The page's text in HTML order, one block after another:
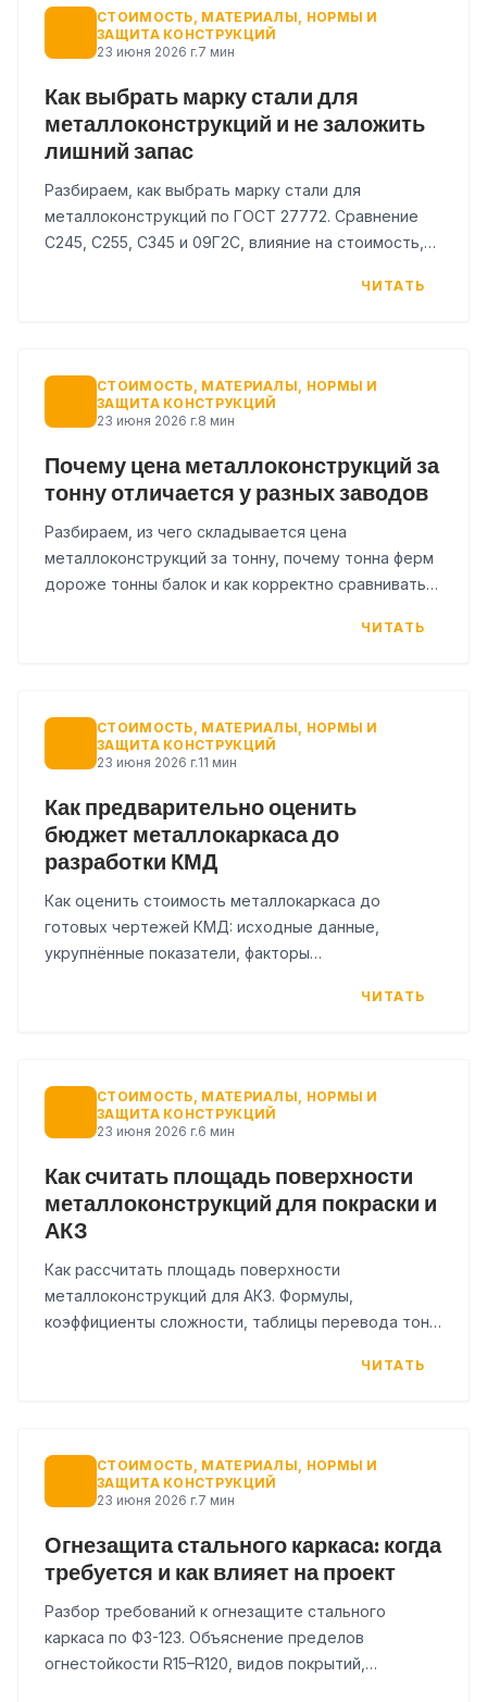
СТОИМОСТЬ, МАТЕРИАЛЫ, НОРМЫ И
ЗАЩИТА КОНСТРУКЦИЙ
23 июня 2026 г.7 мин
Как выбрать марку стали для
металлоконструкций и не заложить
лишний запас
Разбираем, как выбрать марку стали для
металлоконструкций по ГОСТ 27772. Сравнение
С245, С255, С345 и 09Г2С, влияние на стоимость,
ЧИТАТЬ
СТОИМОСТЬ, МАТЕРИАЛЫ, НОРМЫ И
ЗАЩИТА КОНСТРУКЦИЙ
23 июня 2026 г.8 мин
Почему цена металлоконструкций за
тонну отличается у разных заводов
Разбираем, из чего складывается цена
металлоконструкций за тонну, почему тонна ферм
дороже тонны балок и как корректно сравнивать
ЧИТАТЬ
СТОИМОСТЬ, МАТЕРИАЛЫ, НОРМЫ И
ЗАЩИТА КОНСТРУКЦИЙ
23 июня 2026 г.11 мин
Как предварительно оценить
бюджет металлокаркаса до
разработки КМД
Как оценить стоимость металлокаркаса до
готовых чертежей КМД: исходные данные,
укрупнённые показатели, факторы
ЧИТАТЬ
СТОИМОСТЬ, МАТЕРИАЛЫ, НОРМЫ И
ЗАЩИТА КОНСТРУКЦИЙ
23 июня 2026 г.6 мин
Как считать площадь поверхности
металлоконструкций для покраски и
АКЗ
Как рассчитать площадь поверхности
металлоконструкций для АКЗ. Формулы,
коэффициенты сложности, таблицы перевода тонн
ЧИТАТЬ
СТОИМОСТЬ, МАТЕРИАЛЫ, НОРМЫ И
ЗАЩИТА КОНСТРУКЦИЙ
23 июня 2026 г.7 мин
Огнезащита стального каркаса: когда
требуется и как влияет на проект
Разбор требований к огнезащите стального
каркаса по ФЗ-123. Объяснение пределов
огнестойкости R15–R120, видов покрытий,